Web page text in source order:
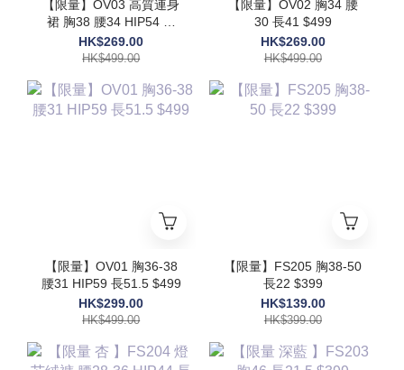
【限量】OV03 高質連身
裙 胸38 腰34 HIP54 長
48 $499
HK$269.00
HK$499.00
【限量】OV02 胸34 腰
30 長41 $499
HK$269.00
HK$499.00
【限量】OV01 胸36-38
腰31 HIP59 長51.5 $499
HK$299.00
HK$499.00
【限量】FS205 胸38-50
長22 $399
HK$139.00
HK$399.00